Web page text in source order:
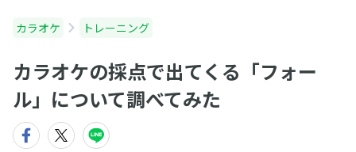
カラオケ トレーニング
カラオケの採点で出てくる「フォー
ル」について調べてみた